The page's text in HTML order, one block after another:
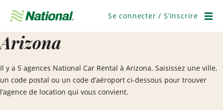
navigation
Se connecter / S’inscrire
Arizona
Il y a 5 agences National Car Rental à Arizona. Saisissez une ville,
un code postal ou un code d’aéroport ci-dessous pour trouver
l’agence de location qui vous convient.